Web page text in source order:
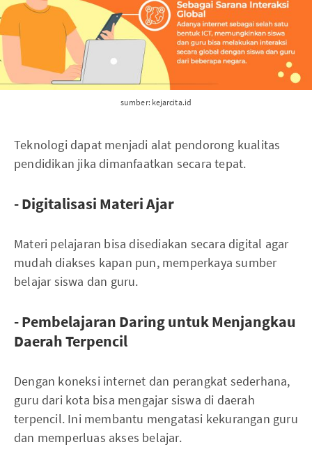
sumber: kejarcita.id
Teknologi dapat menjadi alat pendorong kualitas
pendidikan jika dimanfaatkan secara tepat.
- Digitalisasi Materi Ajar
Materi pelajaran bisa disediakan secara digital agar
mudah diakses kapan pun, memperkaya sumber
belajar siswa dan guru.
- Pembelajaran Daring untuk Menjangkau
Daerah Terpencil
Dengan koneksi internet dan perangkat sederhana,
guru dari kota bisa mengajar siswa di daerah
terpencil. Ini membantu mengatasi kekurangan guru
dan memperluas akses belajar.